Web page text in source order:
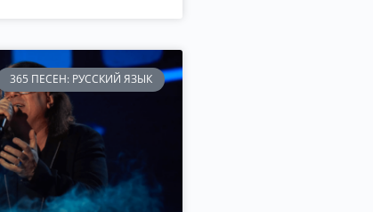
365 ПЕСЕН: РУССКИЙ ЯЗЫК